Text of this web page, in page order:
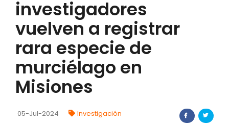
FORTALECIMIENTO DE RECURSOS
ALIMENTICIOS
BIODIVERSIDAD Y ALIMENTACIÓN
INVENTARIO DE LA BIODIVERSIDAD MISIONERA
investigadores
vuelven a registrar
rara especie de
murciélago en
Misiones
05-Jul-2024 Investigación